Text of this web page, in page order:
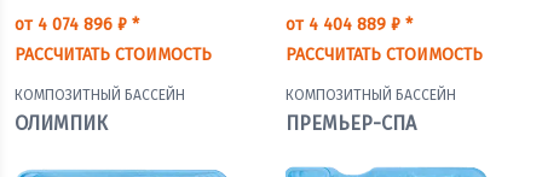
от 4 074 896 ₽ *
РАССЧИТАТЬ СТОИМОСТЬ
от 4 404 889 ₽ *
РАССЧИТАТЬ СТОИМОСТЬ
КОМПОЗИТНЫЙ БАССЕЙН
ОЛИМПИК
КОМПОЗИТНЫЙ БАССЕЙН
ПРЕМЬЕР-СПА